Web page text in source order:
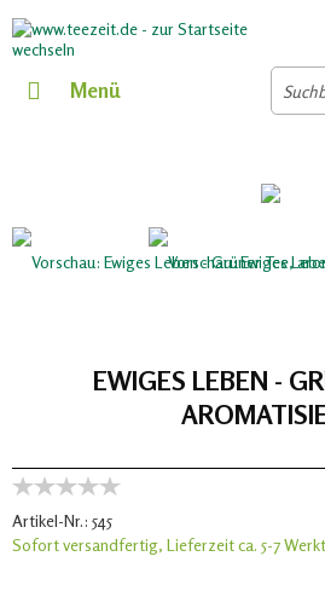
Menü
EWIGES LEBEN -
Artikel-Nr.: 545
Sofort versandfertig, Lieferzeit ca. 5-7